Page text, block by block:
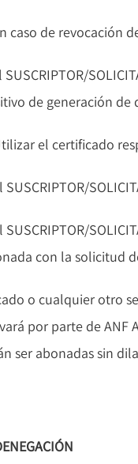
caso de revocación
SUSCRIPTOR/
de generación de
el certificado
SUSCRIPTOR/
SUSCRIPTOR/
con la solicitud
o cualquier otro
por parte de ANF
ser abonadas sin